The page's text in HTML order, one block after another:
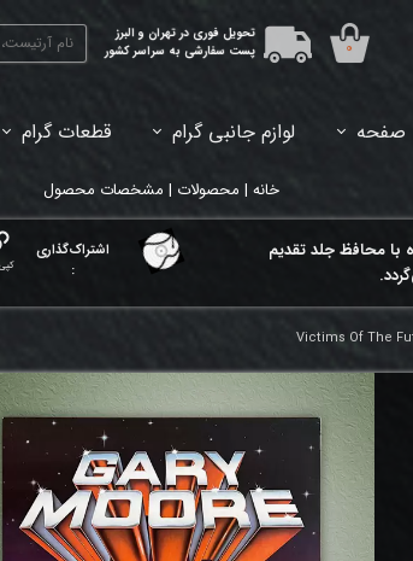
تحویل فوری در تهران و البرز
پست سفارشی به سراسر کشور
۰
صفحه لوازم جانبی گرام قطعات گرام
خانه | محصولات | مشخصات محصول
با محافظ جلد تقدیم
اشتراک‌گذاری
:
Victims Of The